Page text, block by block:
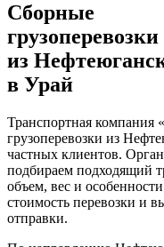
Сборные
грузоперевозки
из
в Урай
Транспортная
грузоперевозки из
частных клиентов.
подбираем подходящий
объем, вес и
стоимость перевозки и
отправки.